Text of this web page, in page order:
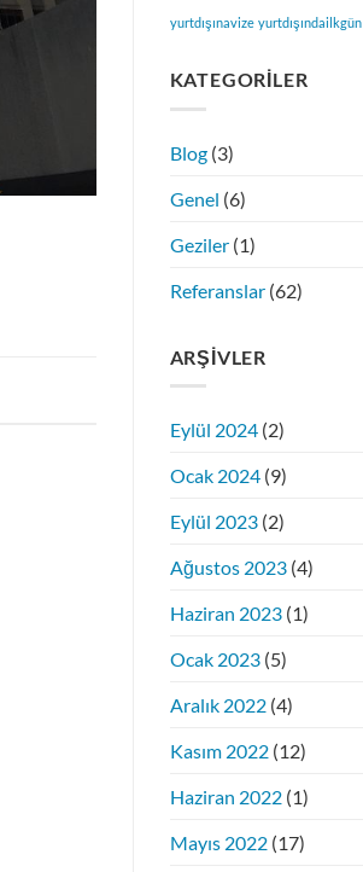
yurtdışınavize yurtdışındailkgün
KATEGORILER
Blog(3)
Genel (6)
Geziler(1)
Referanslar(62)
ARŞIVLER
Eylül 2024(2)
Ocak 2024(9)
Eylül 2023(2)
Ağustos 2023(4)
Haziran 2023(1)
Ocak 2023(5)
Aralık 2022(4)
Kasım 2022(12)
Haziran 2022(1)
Mayıs 2022(17)